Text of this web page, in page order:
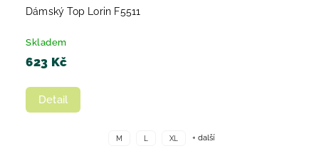
Dámský Top Lorin F5511
Skladem
623 Kč
Detail
M XL + další